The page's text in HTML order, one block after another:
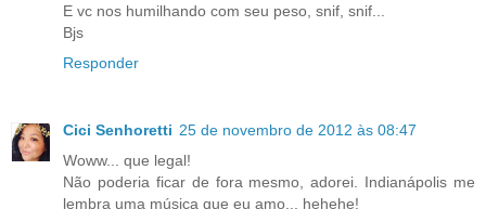
E vc nos humilhando com seu peso, snif, snif...
Bjs
Responder
Cici Senhoretti 25 de novembro de 2012 às 08:47
Woww... que legal!
Não poderia ficar de fora mesmo, adorei. Indianápolis me
lembra uma música que eu amo... hehehe!